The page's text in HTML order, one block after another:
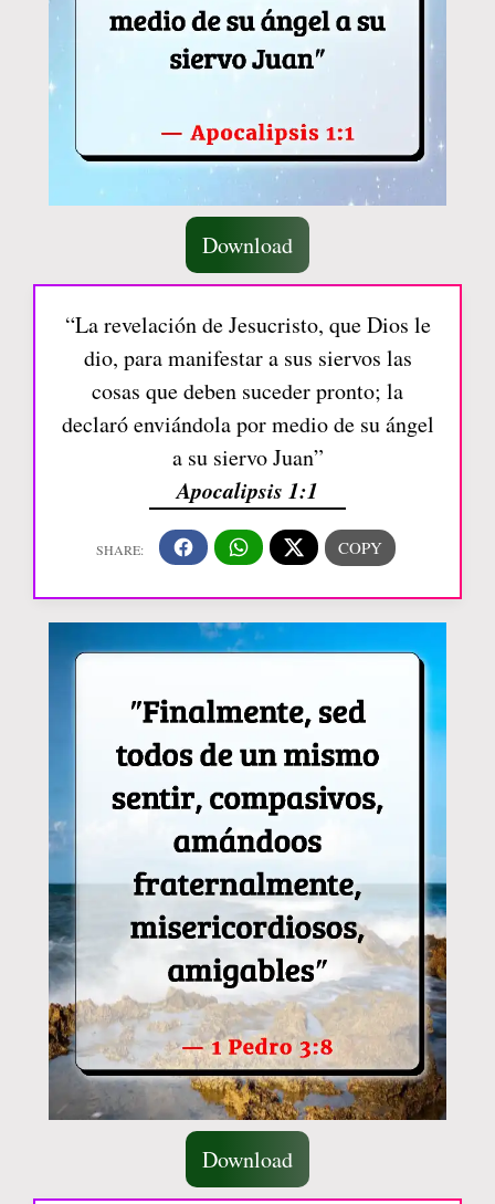
Download
“La revelación de Jesucristo, que Dios le
dio, para manifestar a sus siervos las
cosas que deben suceder pronto; la
declaró enviándola por medio de su ángel
a su siervo Juan”
Apocalipsis 1:1
Download